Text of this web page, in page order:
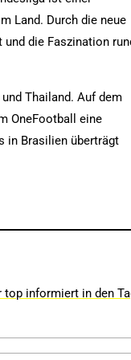
Land. Durch die neue
die Faszination
Thailand. Auf dem
OneFootball eine
in Brasilien überträgt
top informiert in den